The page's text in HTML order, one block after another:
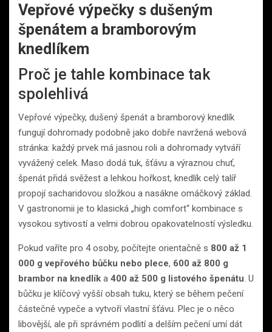
Vepřové výpečky s dušeným
špenátem a bramborovým
knedlíkem
Proč je tahle kombinace tak
spolehlivá
Vepřové výpečky, dušený špenát a bramborový knedlík
fungují dohromady podobně jako dobře navržená webová
stránka: každý prvek má jasnou roli a dohromady vytváří
vyvážený celek. Maso dodá tuk, šťávu a výraznou chuť,
špenát přidá svěžest a lehkou hořkost, knedlík celý talíř
propojí sacharidovou složkou a nasákne omáčkový základ.
V gastronomii je to klasická „high comfort“ kombinace s
vysokou sytivostí a velmi dobrou opakovatelností výsledku.
Pokud vaříte pro 4 osoby, počítejte orientačně s 800 až 1
000 g vepřového bůčku nebo plece, 600 až 800 g
brambor na knedlík a 400 až 500 g listového špenátu . U
bůčku je klíčový vyšší obsah tuku, který se během pečení
částečně vypeče a vytvoří vlastní šťávu. Plec je o něco
libovější, ale při správném podlití a delším pečení umí dát